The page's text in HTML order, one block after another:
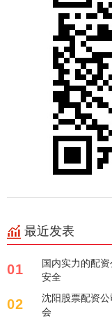
最近发表
01
国内实力的配
安全
02
沈阳股票配资
会